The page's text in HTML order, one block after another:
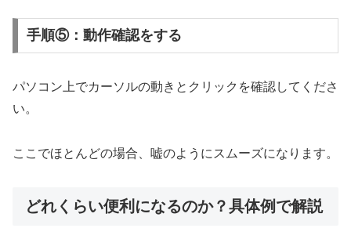
手順⑤：動作確認をする
パソコン上でカーソルの動きとクリックを確認してくださ
い。
ここでほとんどの場合、嘘のようにスムーズになります。
どれくらい便利になるのか？具体例で解説